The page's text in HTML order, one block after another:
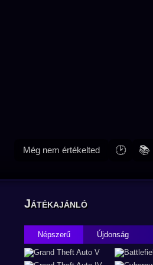
Még nem értékelted 🕑 📚
Játékajánló
Népszerű Újdonság